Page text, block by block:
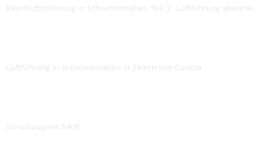
Raumluftströmung in Schwimmhallen, Teil 2: Luftführung abwärts
Luftführung in Schwimmhallen in Zeiten von Corona
Schulbaupreis NRW